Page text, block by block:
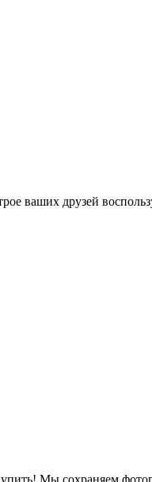
ваших друзей